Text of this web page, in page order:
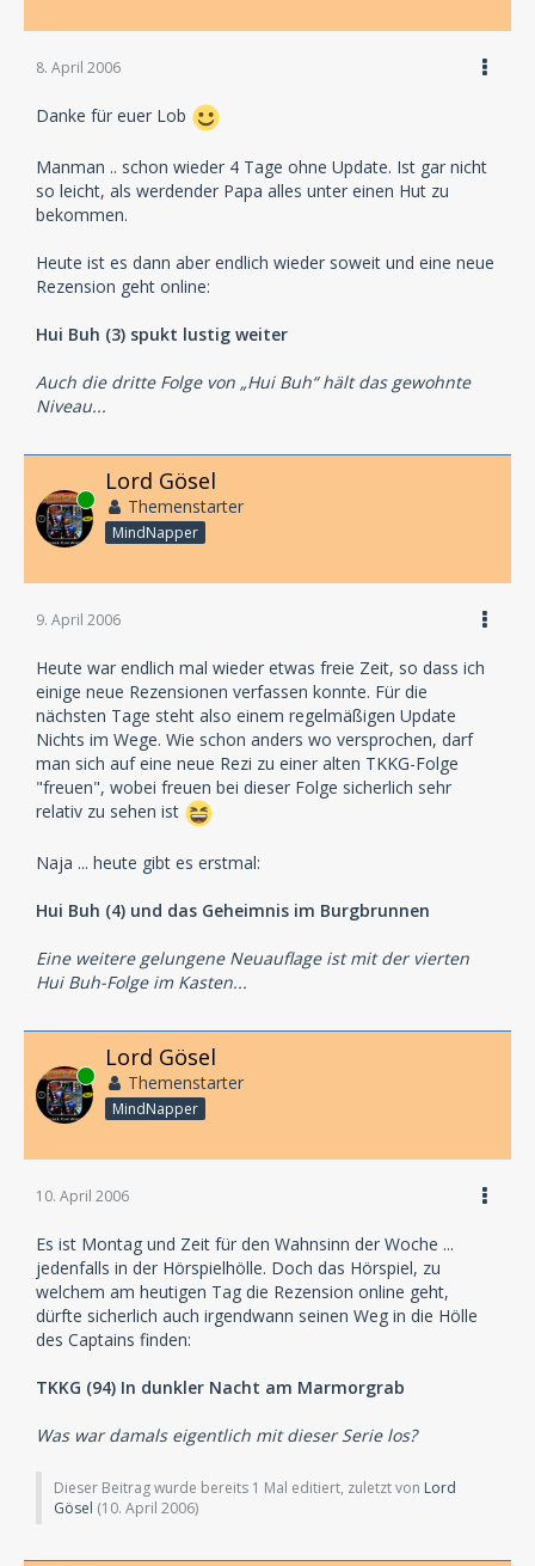
8. April 2006
Danke für euer Lob
Manman .. schon wieder 4 Tage ohne Update. Ist gar nicht
so leicht, als werdender Papa alles unter einen Hut zu
bekommen.
Heute ist es dann aber endlich wieder soweit und eine neue
Rezension geht online:
Hui Buh (3) spukt lustig weiter
Auch die dritte Folge von „Hui Buh“ hält das gewohnte
Niveau...
Online
Lord Gösel
Themenstarter
MindNapper
9. April 2006
Heute war endlich mal wieder etwas freie Zeit, so dass ich
einige neue Rezensionen verfassen konnte. Für die
nächsten Tage steht also einem regelmäßigen Update
Nichts im Wege. Wie schon anders wo versprochen, darf
man sich auf eine neue Rezi zu einer alten TKKG-Folge
"freuen", wobei freuen bei dieser Folge sicherlich sehr
relativ zu sehen ist
Naja ... heute gibt es erstmal:
Hui Buh (4) und das Geheimnis im Burgbrunnen
Eine weitere gelungene Neuauflage ist mit der vierten
Hui Buh-Folge im Kasten...
Online
Lord Gösel
Themenstarter
MindNapper
10. April 2006
Es ist Montag und Zeit für den Wahnsinn der Woche ...
jedenfalls in der Hörspielhölle. Doch das Hörspiel, zu
welchem am heutigen Tag die Rezension online geht,
dürfte sicherlich auch irgendwann seinen Weg in die Hölle
des Captains finden:
TKKG (94) In dunkler Nacht am Marmorgrab
Was war damals eigentlich mit dieser Serie los?
Dieser Beitrag wurde bereits 1 Mal editiert, zuletzt von Lord
Gösel (10. April 2006)